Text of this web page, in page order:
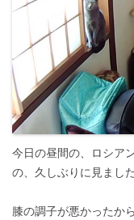
今日の昼間の、ロシア
の、久しぶりに見ました
膝の調子が悪かったか